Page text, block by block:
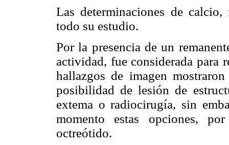
Las determinaciones de
todo su estudio.
Por la presencia de un
actividad, fue considerada para
hallazgos de imagen
posibilidad de lesión de
extema o radiocirugía, sin
momento estas opciones,
octreótido.